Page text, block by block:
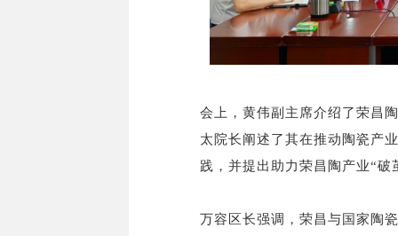
会上，黄伟副主席介绍了荣昌
太院长阐述了其在推动陶瓷产
践，并提出助力荣昌陶产业“破
万容区长强调，荣昌与国家陶